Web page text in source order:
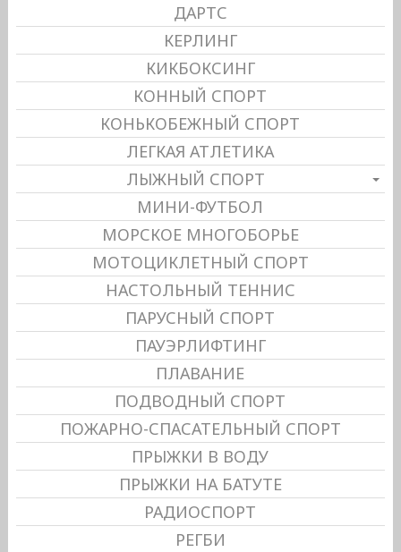
ДАРТС
КЕРЛИНГ
КИКБОКСИНГ
КОННЫЙ СПОРТ
КОНЬКОБЕЖНЫЙ СПОРТ
ЛЕГКАЯ АТЛЕТИКА
ЛЫЖНЫЙ СПОРТ
МИНИ-ФУТБОЛ
МОРСКОЕ МНОГОБОРЬЕ
МОТОЦИКЛЕТНЫЙ СПОРТ
НАСТОЛЬНЫЙ ТЕННИС
ПАРУСНЫЙ СПОРТ
ПАУЭРЛИФТИНГ
ПЛАВАНИЕ
ПОДВОДНЫЙ СПОРТ
ПОЖАРНО-СПАСАТЕЛЬНЫЙ СПОРТ
ПРЫЖКИ В ВОДУ
ПРЫЖКИ НА БАТУТЕ
РАДИОСПОРТ
РЕГБИ